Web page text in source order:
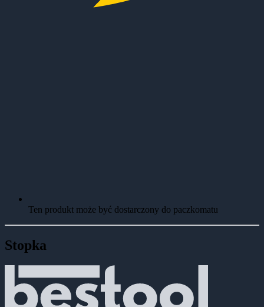
Ten produkt może być dostarczony do paczkomatu
Stopka